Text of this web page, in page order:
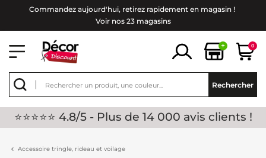
Commandez aujourd'hui, retirez rapidement en magasin !
Voir nos 23 magasins
+ 0
Rechercher
⭐⭐⭐⭐⭐ 4.8/5 - Plus de 14 000 avis clients !
Accessoire tringle, rideau et voilage